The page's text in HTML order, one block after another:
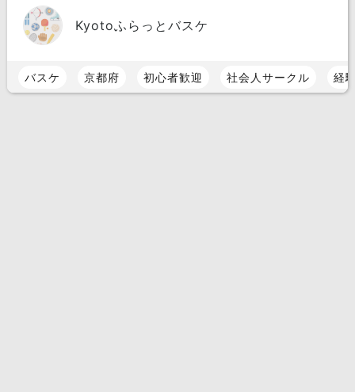
Kyotoふらっとバスケ
バスケ 京都府 初心者歓迎 社会人サークル 経